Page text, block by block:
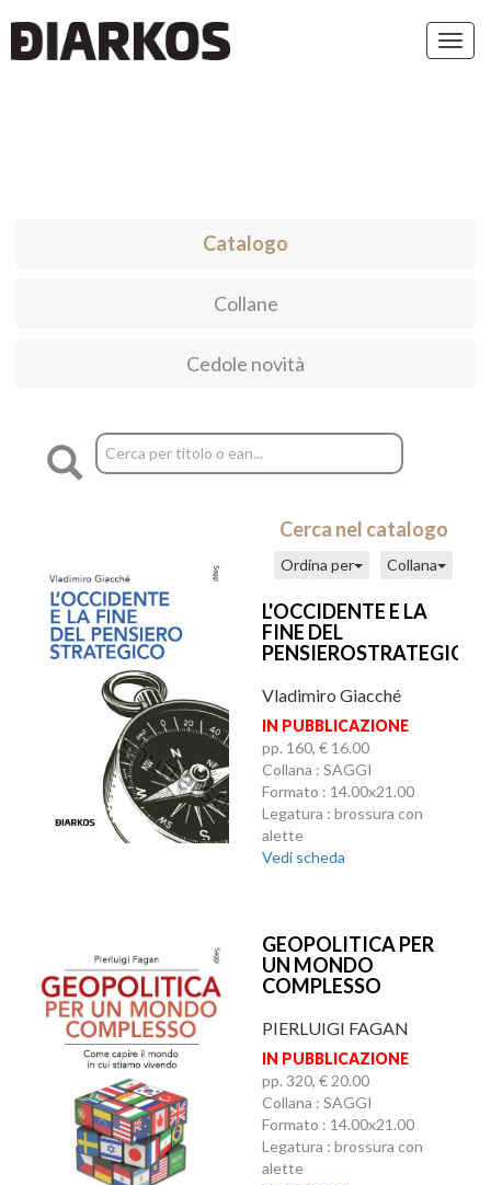
Catalogo
Collane
Cedole novità
Cerca nel catalogo
Collana
Ordina per
L'OCCIDENTE E LA
FINE DEL
PENSIEROSTRATEGICO
Vladimiro Giacché
IN PUBBLICAZIONE
pp. 160, € 16.00
Collana : SAGGI
Formato : 14.00x21.00
Legatura : brossura con
alette
Vedi scheda
GEOPOLITICA PER
UN MONDO
COMPLESSO
PIERLUIGI FAGAN
IN PUBBLICAZIONE
pp. 320, € 20.00
Collana : SAGGI
Formato : 14.00x21.00
Legatura : brossura con
alette